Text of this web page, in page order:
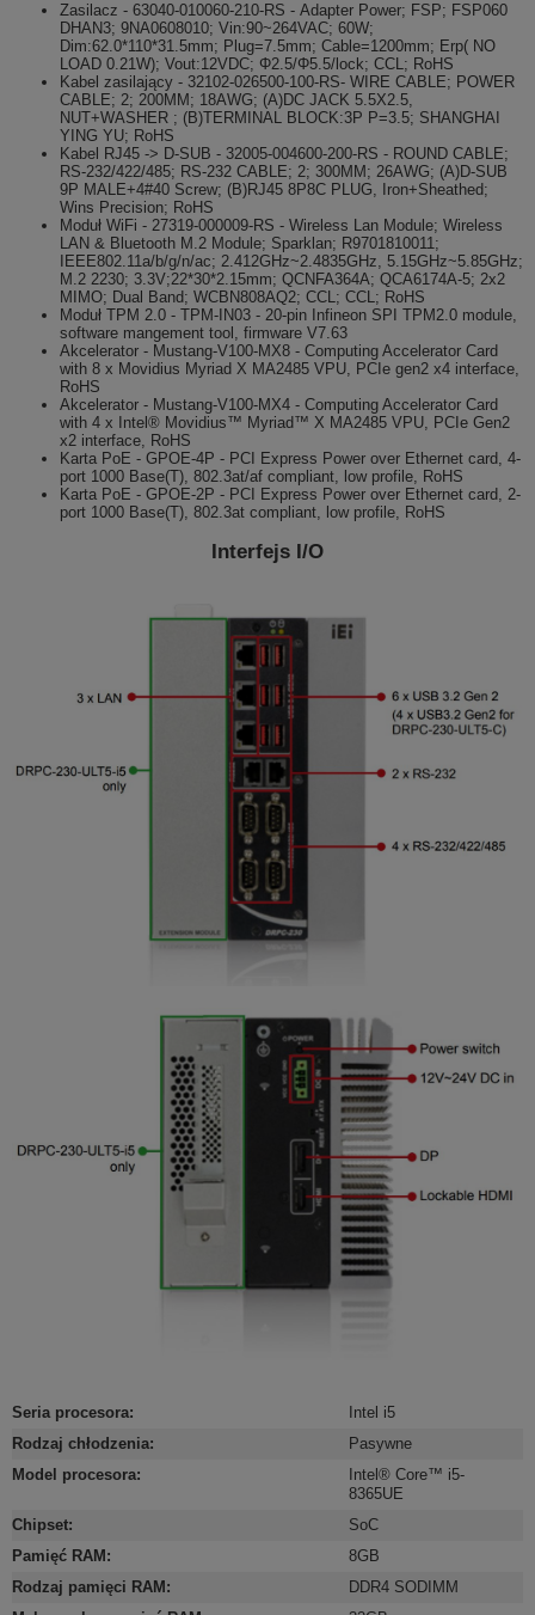
Zasilacz - 63040-010060-210-RS - Adapter Power; FSP; FSP060
DHAN3; 9NA0608010; Vin:90~264VAC; 60W;
Dim:62.0*110*31.5mm; Plug=7.5mm; Cable=1200mm; Erp( NO
LOAD 0.21W); Vout:12VDC; Φ2.5/Φ5.5/lock; CCL; RoHS
Kabel zasilający - 32102-026500-100-RS- WIRE CABLE; POWER
CABLE; 2; 200MM; 18AWG; (A)DC JACK 5.5X2.5,
NUT+WASHER ; (B)TERMINAL BLOCK:3P P=3.5; SHANGHAI
YING YU; RoHS
Kabel RJ45 -> D-SUB - 32005-004600-200-RS - ROUND CABLE;
RS-232/422/485; RS-232 CABLE; 2; 300MM; 26AWG; (A)D-SUB
9P MALE+4#40 Screw; (B)RJ45 8P8C PLUG, Iron+Sheathed;
Wins Precision; RoHS
Moduł WiFi - 27319-000009-RS - Wireless Lan Module; Wireless
LAN & Bluetooth M.2 Module; Sparklan; R9701810011;
IEEE802.11a/b/g/n/ac; 2.412GHz~2.4835GHz, 5.15GHz~5.85GHz;
M.2 2230; 3.3V;22*30*2.15mm; QCNFA364A; QCA6174A-5; 2x2
MIMO; Dual Band; WCBN808AQ2; CCL; CCL; RoHS
Moduł TPM 2.0 - TPM-IN03 - 20-pin Infineon SPI TPM2.0 module,
software mangement tool, firmware V7.63
Akcelerator - Mustang-V100-MX8 - Computing Accelerator Card
with 8 x Movidius Myriad X MA2485 VPU, PCIe gen2 x4 interface,
RoHS
Akcelerator - Mustang-V100-MX4 - Computing Accelerator Card
with 4 x Intel® Movidius™ Myriad™ X MA2485 VPU, PCIe Gen2
x2 interface, RoHS
Karta PoE - GPOE-4P - PCI Express Power over Ethernet card, 4-
port 1000 Base(T), 802.3at/af compliant, low profile, RoHS
Karta PoE - GPOE-2P - PCI Express Power over Ethernet card, 2-
port 1000 Base(T), 802.3at compliant, low profile, RoHS
Interfejs I/O
Seria procesora:
Intel i5
Rodzaj chłodzenia:
Pasywne
Model procesora:
Intel® Core™ i5-
8365UE
Chipset:
SoC
Pamięć RAM :
8GB
Rodzaj pamięci RAM :
DDR4 SODIMM